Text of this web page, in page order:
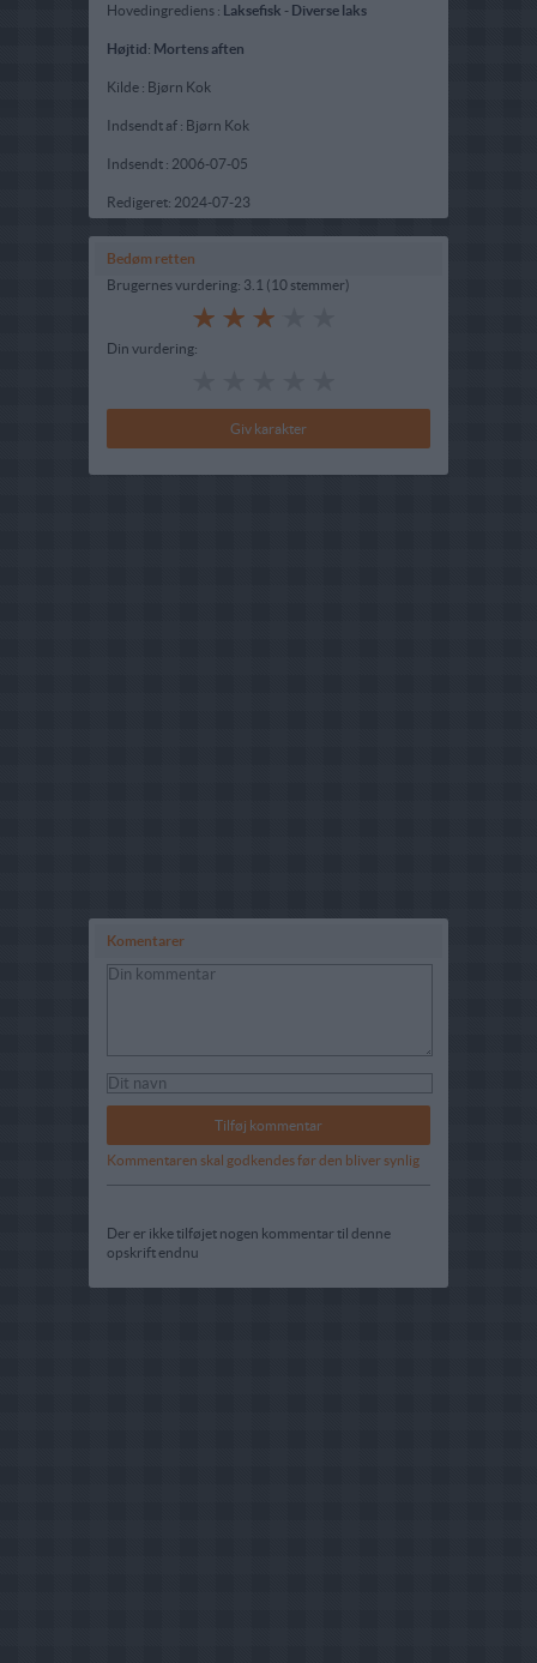
Hovedingrediens : Laksefisk - Diverse laks
Højtid : Mortens aften
Kilde : Bjørn Kok
Indsendt af : Bjørn Kok
Indsendt : 2006-07-05
Redigeret: 2024-07-23
Bedøm retten
Brugernes vurdering: 3.1 (10 stemmer)
Din vurdering:
Komentarer
Kommentaren skal godkendes før den bliver synlig
Der er ikke tilføjet nogen kommentar til denne
opskrift endnu